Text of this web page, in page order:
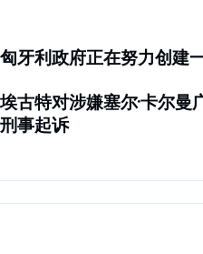
匈牙利政府正在努力创建
埃古特对涉嫌塞尔·卡尔曼
刑事起诉